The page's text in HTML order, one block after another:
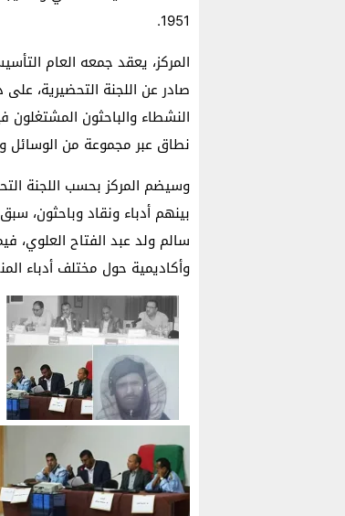
1951.
المركز، يعقد جمعه العام
صادر عن اللجنة التحضيرية،
النشطاء والباحثون المشتغلون
نطاق عبر مجموعة من الوسائل
وسيضم المركز بحسب اللجنة
بينهم أدباء ونقاد وباحثون،
سالم ولد عبد الفتاح العلوي،
وأكاديمية حول مختلف أدباء